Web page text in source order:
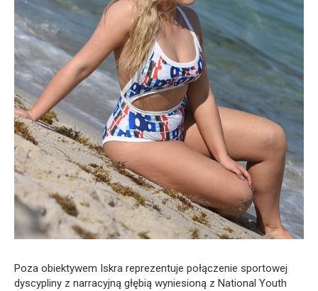
Poza obiektywem Iskra reprezentuje połączenie sportowej
dyscypliny z narracyjną głębią wyniesioną z National Youth